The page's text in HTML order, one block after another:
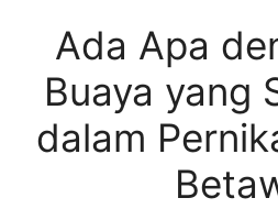
Ada Apa
Buaya yang
dalam